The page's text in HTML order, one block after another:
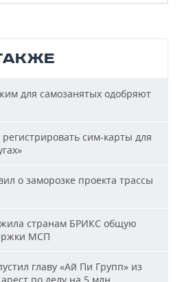
для самозанятых одобряют
сим-карты для
о заморозке проекта трассы
странам БРИКС общую
МСП
главу «Ай Пи Групп» из